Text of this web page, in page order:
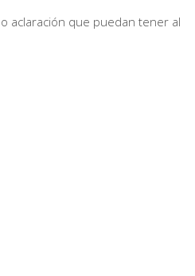
aclaración que puedan tener al